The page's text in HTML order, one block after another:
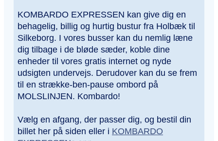
KOMBARDO EXPRESSEN kan give dig en
behagelig, billig og hurtig bustur fra Holbæk til
Silkeborg. I vores busser kan du nemlig læne
dig tilbage i de bløde sæder, koble dine
enheder til vores gratis internet og nyde
udsigten undervejs. Derudover kan du se frem
til en strække-ben-pause ombord på
MOLSLINJEN. Kombardo!
Vælg en afgang, der passer dig, og bestil din
billet her på siden eller i KOMBARDO